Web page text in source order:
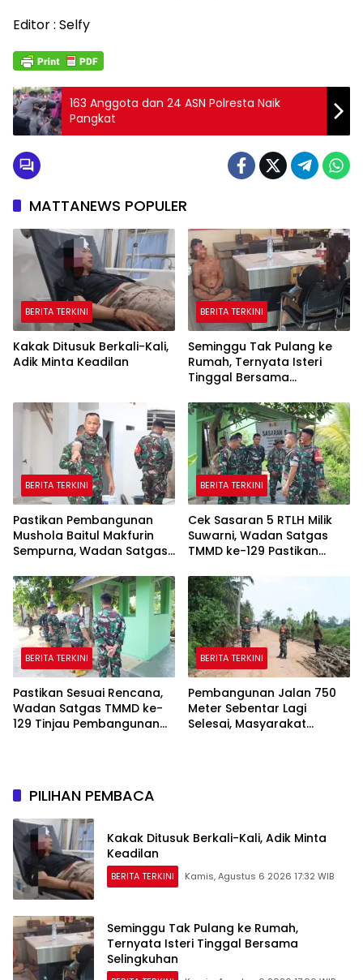
Editor : Selfy
163 Anggota dan 24 ASN Polresta Naik
Pangkat
MATTANEWS POPULER
BERITA TERKINI
Kakak Ditusuk Berkali-Kali,
Adik Minta Keadilan
BERITA TERKINI
Seminggu Tak Pulang ke
Rumah, Ternyata Isteri
Tinggal Bersama
BERITA TERKINI
Pastikan Pembangunan
Mushola Baitul Makfurin
Sempurna, Wadan Satgas
Lokasi
BERITA TERKINI
Cek Sasaran 5 RTLH Milik
Suwarni, Wadan Satgas
TMMD ke-129 Pastikan
BERITA TERKINI
Pastikan Sesuai Rencana,
Wadan Satgas TMMD ke-
129 Tinjau Pembangunan
BERITA TERKINI
Pembangunan Jalan 750
Meter Sebentar Lagi
Selesai, Masyarakat
PILIHAN PEMBACA
Kakak Ditusuk Berkali-Kali, Adik Minta
Keadilan
BERITA TERKINI Kamis, Agustus 6 2026 17:32 WIB
Seminggu Tak Pulang ke Rumah,
Ternyata Isteri Tinggal Bersama
Selingkuhan